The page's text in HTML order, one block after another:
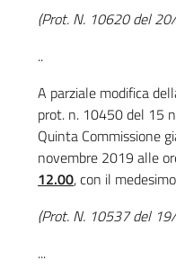
(Prot. N. 10620 del
..
A parziale modifica
prot. n. 10450 del 15
Quinta Commissione
novembre 2019 alle
12.00, con il
(Prot. N. 10537 del
...